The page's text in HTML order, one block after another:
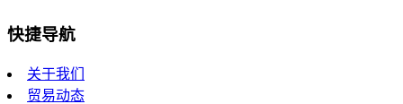
快捷导航
关于我们
贸易动态